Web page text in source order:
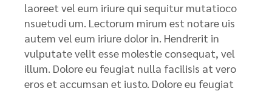
laoreet vel eum iriure qui sequitur mutatioco
nsuetudi um. Lectorum mirum est notare uis
autem vel eum iriure dolor in. Hendrerit in
vulputate velit esse molestie consequat, vel
illum. Dolore eu feugiat nulla facilisis at vero
eros et accumsan et iusto. Dolore eu feugiat